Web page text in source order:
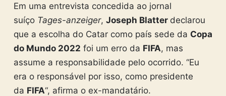
Em uma entrevista concedida ao jornal
suíço Tages-anzeiger, Joseph Blatter declarou
que a escolha do Catar como país sede da Copa
do Mundo 2022 foi um erro da FIFA, mas
assume a responsabilidade pelo ocorrido. “Eu
era o responsável por isso, como presidente
da FIFA“, afirma o ex-mandatário.